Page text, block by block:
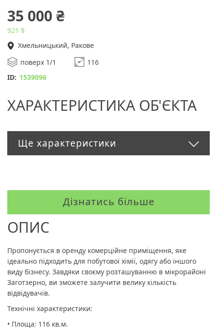
35 000 ₴
921 $
Хмельницький, Ракове
поверх 1/1
116
ID: 1539096
ХАРАКТЕРИСТИКА ОБ'ЄКТА
Ще характеристики
Дізнатись більше
ОПИС
Пропонується в оренду комерційне приміщення, яке
ідеально підходить для побутової хімії, одягу або іншого
виду бізнесу. Завдяки своєму розташуванню в мікрорайоні
Заготзерно, ви зможете залучити велику кількість
відвідувачів.
Технічні характеристики:
• Площа: 116 кв.м.